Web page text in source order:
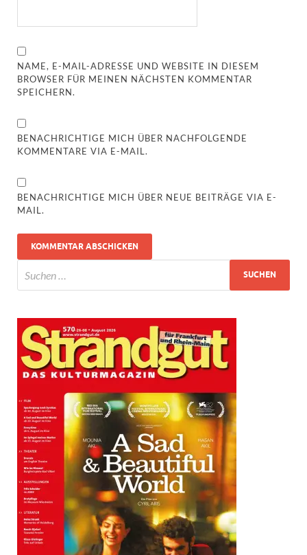
NAME, E-MAIL-ADRESSE UND WEBSITE IN DIESEM
BROWSER FÜR MEINEN NÄCHSTEN KOMMENTAR
SPEICHERN.
BENACHRICHTIGE MICH ÜBER NACHFOLGENDE
KOMMENTARE VIA E-MAIL.
BENACHRICHTIGE MICH ÜBER NEUE BEITRÄGE VIA E-
MAIL.